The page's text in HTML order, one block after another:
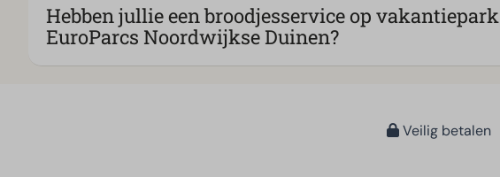
Hebben jullie een broodjesservice op vakantiepark
EuroParcs Noordwijkse Duinen?
Veilig betalen